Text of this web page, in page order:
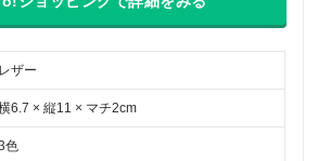
レザー
6.7 × 縦11 × マチ2cm
色